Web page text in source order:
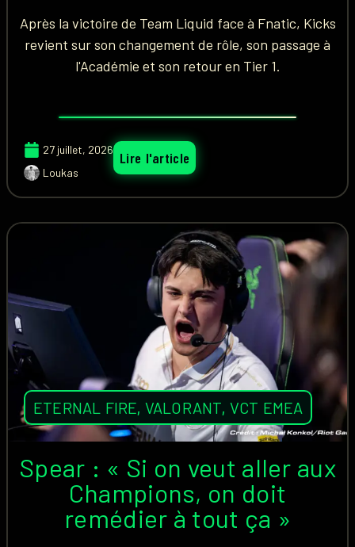
Après la victoire de Team Liquid face à Fnatic, Kicks
revient sur son changement de rôle, son passage à
l'Académie et son retour en Tier 1.
27 juillet, 2026
Loukas
Lire l'article
ETERNAL FIRE, VALORANT, VCT EMEA
Spear : « Si on veut aller aux
Champions, on doit
remédier à tout ça »